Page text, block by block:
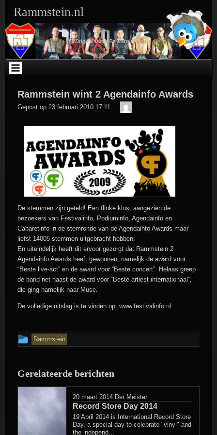
inhoud
Rammstein.nl
The Original Dutch Rammstein Fansite
Rammstein wint 2 Agendainfo Awards
Gepost op 23 februari 2010 17:11
Meister
De stemmen zijn geteld! Een flinke klus, aangezien de
bezoekers van Festivalinfo, Podiuminfo, Agendainfo en
Cabaretinfo in de stemronde van de Agendainfo Awards maar
liefst 14005 stemmen uitgebracht hebben.
En uiteindelijk heeft dit ervoor gezorgt dat Rammstein 2
Agendainfo Awards heeft gewonnen, namelijk de award voor
“Beste live-act” en de award voor “Beste concert”. Helaas greep
de band net naast de award voor “Beste artiest internationaal”,
die ging namelijk naar Muse.
De volledige uitslag is te vinden op: www.festivalinfo.nl
Dit
geplaatst
Rammstein
Gerelateerde berichten
20 maart 2014 Der Meister
Record Store Day 2014
19 April 2014 is International Record Store
Day, a special day to celebrate "vinyl" and
the independ...